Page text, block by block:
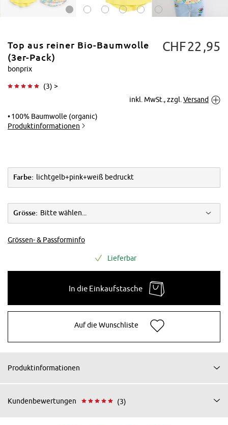
Vergrößern
Top aus reiner Bio-Baumwolle
(3er-Pack)
bonprix
(3) >
CHF22 95
inkl. MwSt., zzgl. Versand
100% Baumwolle (organic)
Produktinformationen
Farbe: lichtgelb+pink+weiß bedruckt
Grösse: Bitte wählen...
Grössen- & Passforminfo
Lieferbar
In die Einkaufstasche
Auf die Wunschliste
Produktinformationen
Kundenbewertungen (3)